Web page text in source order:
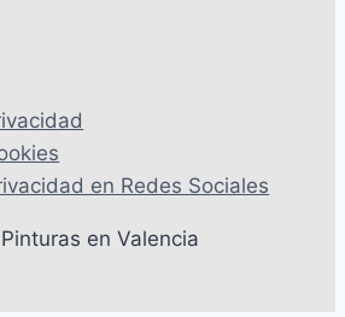
en Redes Sociales
en Valencia